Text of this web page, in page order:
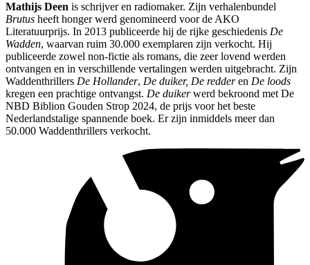
Mathijs Deen is schrijver en radiomaker. Zijn verhalenbundel
Brutus heeft honger werd genomineerd voor de AKO
Literatuurprijs. In 2013 publiceerde hij de rijke geschiedenis De
Wadden, waarvan ruim 30.000 exemplaren zijn verkocht. Hij
publiceerde zowel non-fictie als romans, die zeer lovend werden
ontvangen en in verschillende vertalingen werden uitgebracht. Zijn
Waddenthrillers De Hollander, De duiker, De redderen De loods
kregen een prachtige ontvangst. De duikerwerd bekroond met De
NBD Biblion Gouden Strop 2024, de prijs voor het beste
Nederlandstalige spannende boek. Er zijn inmiddels meer dan
50.000 Waddenthrillers verkocht.